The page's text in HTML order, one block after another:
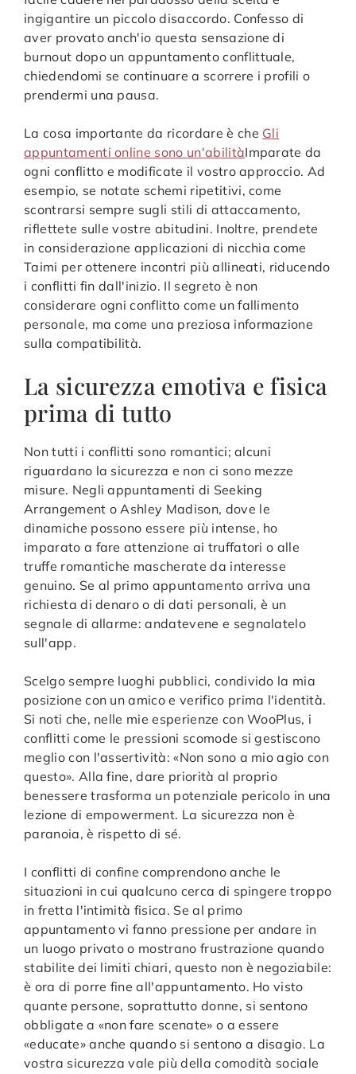
ingigantire un piccolo disaccordo. Confesso di
aver provato anch'io questa sensazione di
burnout dopo un appuntamento conflittuale,
chiedendomi se continuare a scorrere i profili o
prendermi una pausa.
La cosa importante da ricordare è che Gli
appuntamenti online sono un'abilitàImparate da
ogni conflitto e modificate il vostro approccio. Ad
esempio, se notate schemi ripetitivi, come
scontrarsi sempre sugli stili di attaccamento,
riflettete sulle vostre abitudini. Inoltre, prendete
in considerazione applicazioni di nicchia come
Taimi per ottenere incontri più allineati, riducendo
i conflitti fin dall'inizio. Il segreto è non
considerare ogni conflitto come un fallimento
personale, ma come una preziosa informazione
sulla compatibilità.
La sicurezza emotiva e fisica
prima di tutto
Non tutti i conflitti sono romantici; alcuni
riguardano la sicurezza e non ci sono mezze
misure. Negli appuntamenti di Seeking
Arrangement o Ashley Madison, dove le
dinamiche possono essere più intense, ho
imparato a fare attenzione ai truffatori o alle
truffe romantiche mascherate da interesse
genuino. Se al primo appuntamento arriva una
richiesta di denaro o di dati personali, è un
segnale di allarme: andatevene e segnalatelo
sull'app.
Scelgo sempre luoghi pubblici, condivido la mia
posizione con un amico e verifico prima l'identità.
Si noti che, nelle mie esperienze con WooPlus, i
conflitti come le pressioni scomode si gestiscono
meglio con l'assertività: «Non sono a mio agio con
questo». Alla fine, dare priorità al proprio
benessere trasforma un potenziale pericolo in una
lezione di empowerment. La sicurezza non è
paranoia, è rispetto di sé.
I conflitti di confine comprendono anche le
situazioni in cui qualcuno cerca di spingere troppo
in fretta l'intimità fisica. Se al primo
appuntamento vi fanno pressione per andare in
un luogo privato o mostrano frustrazione quando
stabilite dei limiti chiari, questo non è negoziabile:
è ora di porre fine all'appuntamento. Ho visto
quante persone, soprattutto donne, si sentono
obbligate a «non fare scenate» o a essere
«educate» anche quando si sentono a disagio. La
vostra sicurezza vale più della comodità sociale